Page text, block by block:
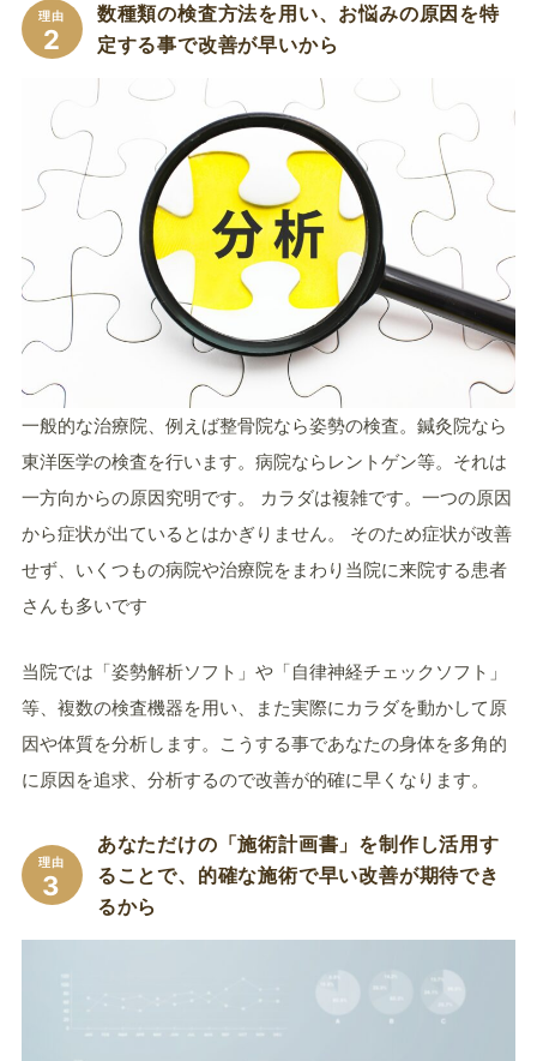
理由
2
数種類の検査方法を用い、お悩みの原因を特
定する事で改善が早いから
一般的な治療院、例えば整骨院なら姿勢の検査。鍼灸院なら
東洋医学の検査を行います。病院ならレントゲン等。それは
一方向からの原因究明です。 カラダは複雑です。一つの原因
から症状が出ているとはかぎりません。 そのため症状が改善
せず、いくつもの病院や治療院をまわり当院に来院する患者
さんも多いです
当院では「姿勢解析ソフト」や「自律神経チェックソフト」
等、複数の検査機器を用い、また実際にカラダを動かして原
因や体質を分析します。こうする事であなたの身体を多角的
に原因を追求、分析するので改善が的確に早くなります。
理由
3
あなただけの「施術計画書」を制作し活用す
ることで、的確な施術で早い改善が期待でき
るから